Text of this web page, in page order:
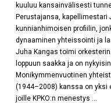
kuuluu kansainvälisesti
Perustajansa, kapellimestari
kunnianhimoisen profiilin,
dynaaminen yhteissointi ja
Juha Kangas toimi
loppuun saakka ja on
Monikymmenvuotinen
(1944–2008) kanssa on yksi
joille KPKO:n menestys …